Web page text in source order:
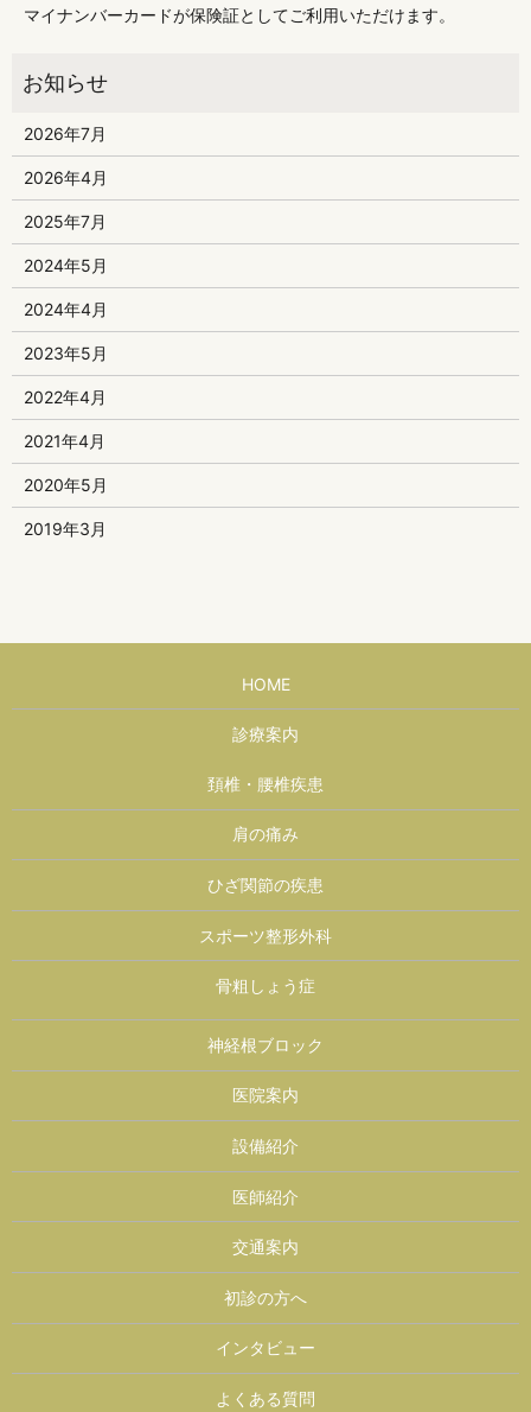
マイナンバーカードが保険証としてご利用いただけます。
2026年7月
2026年4月
2025年7月
2024年5月
2024年4月
2023年5月
2022年4月
2021年4月
2020年5月
2019年3月
HOME
診療案内
頚椎・腰椎疾患
肩の痛み
ひざ関節の疾患
スポーツ整形外科
骨粗しょう症
神経根ブロック
医院案内
設備紹介
医師紹介
交通案内
初診の方へ
インタビュー
よくある質問